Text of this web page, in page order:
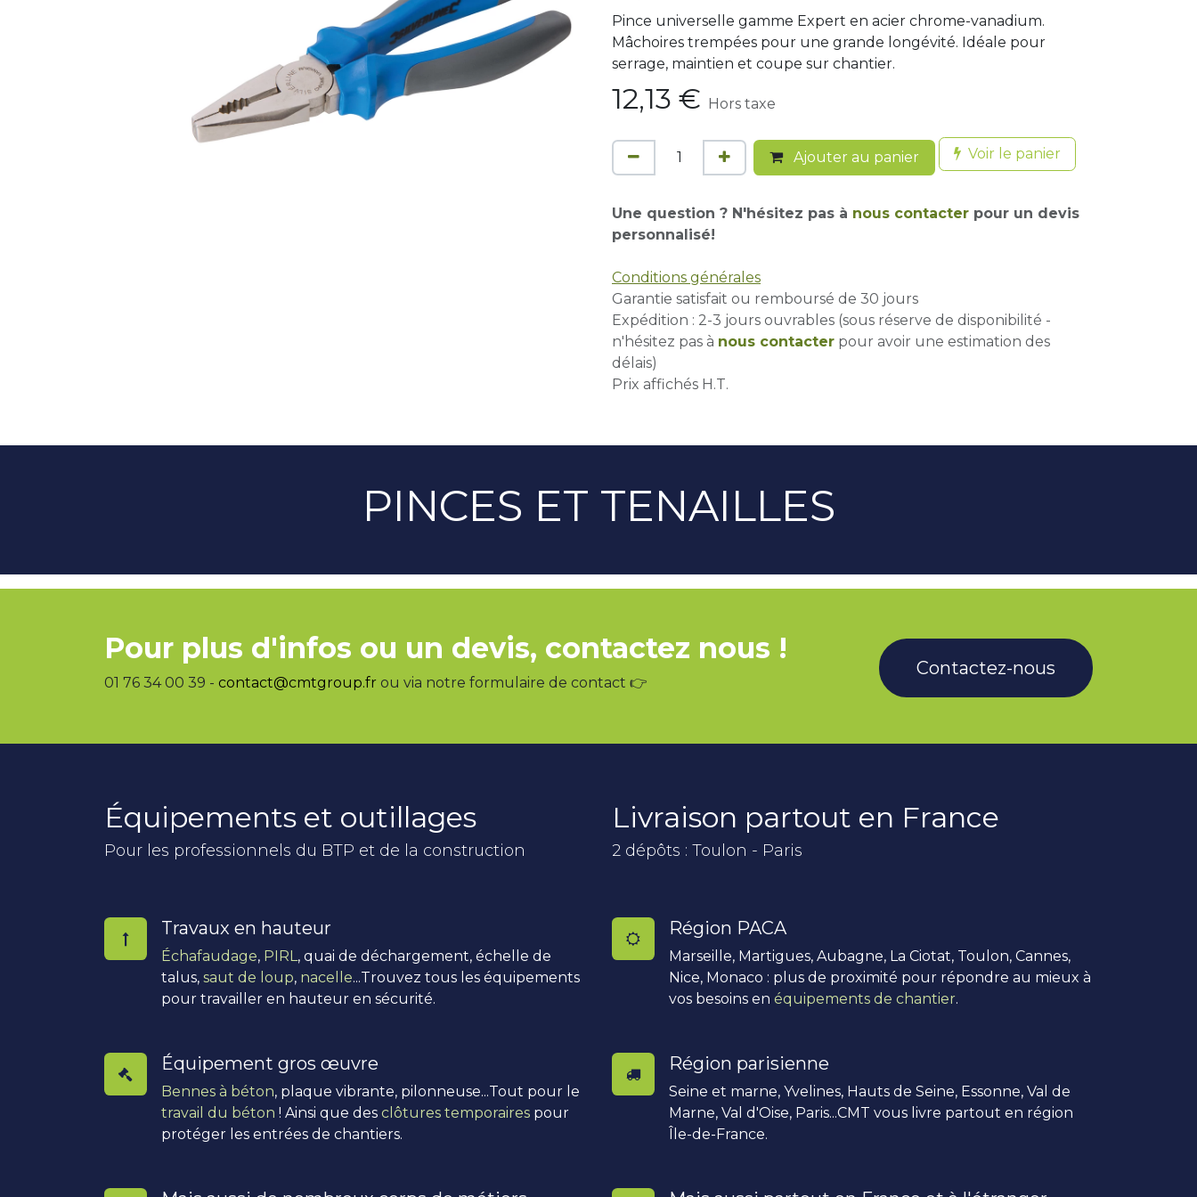
Pince universelle gamme Expert en acier chrome-vanadium.
Mâchoires trempées pour une grande longévité. Idéale pour
serrage, maintien et coupe sur chantier.
12,13 € Hors taxe
Ajouter au panier Voir le panier
Une question ? N'hésitez pas à nous contacter pour un devis
personnalisé!
Conditions générales
Garantie satisfait ou remboursé de 30 jours
Expédition : 2-3 jours ouvrables (sous réserve de disponibilité -
n'hésitez pas à nous contacter pour avoir une estimation des
délais)
Prix affichés H.T.
PINCES ET TENAILLES
Pour plus d'infos ou un devis, contactez nous !
01 76 34 00 39 - contact@cmtgroup.fr ou via notre formulaire de contact 👉
Contactez-nous
Équipements et outillages
Pour les professionnels du BTP et de la construction
Travaux en hauteur
Échafaudage, PIRL, quai de déchargement, échelle de
talus, saut de loup, nacelle...Trouvez tous les équipements
pour travailler en hauteur en sécurité.
Équipement gros œuvre
Bennes à béton, plaque vibrante, pilonneuse...Tout pour le
travail du béton ! Ainsi que des clôtures temporaires pour
protéger les entrées de chantiers.
Livraison partout en France
2 dépôts : Toulon - Paris
Région PACA
Marseille, Martigues, Aubagne, La Ciotat, Toulon, Cannes,
Nice, Monaco : plus de proximité pour répondre au mieux à
vos besoins en équipements de chantier.
Région parisienne
Seine et marne, Yvelines, Hauts de Seine, Essonne, Val de
Marne, Val d'Oise, Paris...CMT vous livre partout en région
Île-de-France.